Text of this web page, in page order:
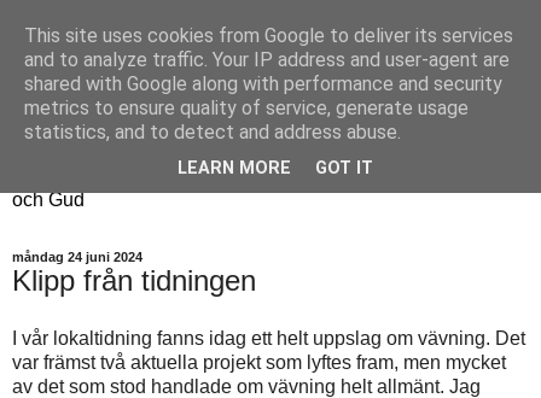
Fyren
Fyren finns för att sprida ljus i mörkret
För att påminna om guldkanterna i tillvaron
Här samsas jakt, hantverk, odling, och andra tankar om livet
och Gud
måndag 24 juni 2024
Klipp från tidningen
I vår lokaltidning fanns idag ett helt uppslag om vävning. Det
var främst två aktuella projekt som lyftes fram, men mycket
av det som stod handlade om vävning helt allmänt. Jag
This site uses cookies from Google to deliver its services
and to analyze traffic. Your IP address and user-agent are
shared with Google along with performance and security
metrics to ensure quality of service, generate usage
statistics, and to detect and address abuse.
LEARN MORE GOT IT